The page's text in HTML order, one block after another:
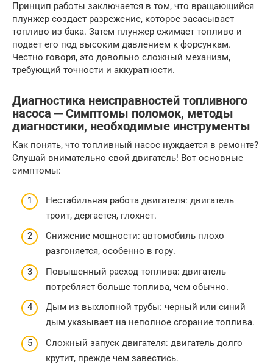
Принцип работы заключается в том, что вращающийся
плунжер создает разрежение, которое засасывает
топливо из бака. Затем плунжер сжимает топливо и
подает его под высоким давлением к форсункам.
Честно говоря, это довольно сложный механизм,
требующий точности и аккуратности.
Диагностика неисправностей топливного
насоса ─ Симптомы поломок, методы
диагностики, необходимые инструменты
Как понять, что топливный насос нуждается в ремонте?
Слушай внимательно свой двигатель! Вот основные
симптомы:
Нестабильная работа двигателя: двигатель
троит, дергается, глохнет.
Снижение мощности: автомобиль плохо
разгоняется, особенно в гору.
Повышенный расход топлива: двигатель
потребляет больше топлива, чем обычно.
Дым из выхлопной трубы: черный или синий
дым указывает на неполное сгорание топлива.
Сложный запуск двигателя: двигатель долго
крутит, прежде чем завестись.